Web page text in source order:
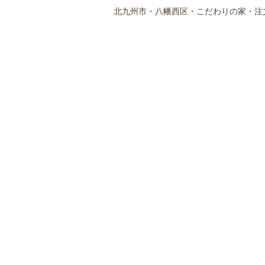
北九州市・八幡西区・こだわりの家・